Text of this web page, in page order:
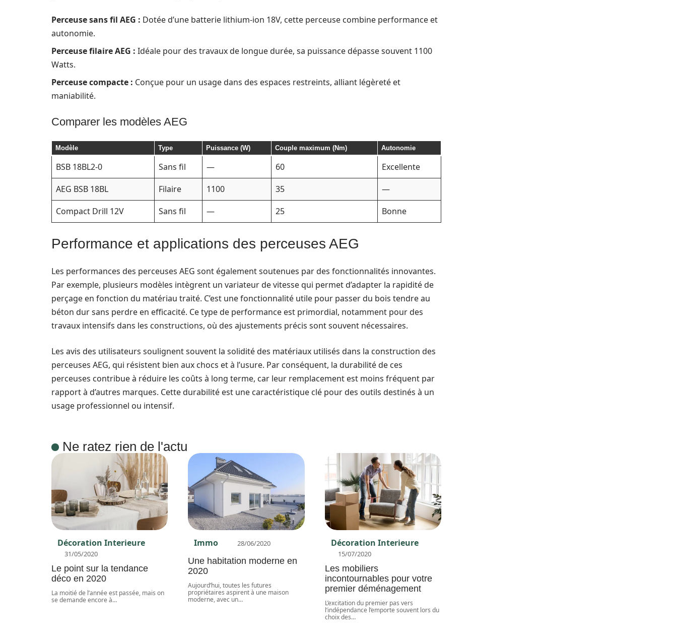
Perceuse sans fil AEG : Dotée d’une batterie lithium-ion 18V, cette perceuse combine performance et
autonomie.
Perceuse filaire AEG : Idéale pour des travaux de longue durée, sa puissance dépasse souvent 1100
Watts.
Perceuse compacte : Conçue pour un usage dans des espaces restreints, alliant légèreté et
maniabilité.
Comparer les modèles AEG
Modèle Type Puissance (W) Couple maximum (Nm) Autonomie
BSB 18BL2-0 Sans fil — 60
Excellente
AEG BSB 18BL
Filaire 1100 35
—
Compact Drill 12V
Sans fil — 25 Bonne
Performance et applications des perceuses AEG
Les performances des perceuses AEG sont également soutenues par des fonctionnalités innovantes.
Par exemple, plusieurs modèles intègrent un variateur de vitesse qui permet d’adapter la rapidité de
perçage en fonction du matériau traité. C’est une fonctionnalité utile pour passer du bois tendre au
béton dur sans perdre en efficacité. Ce type de performance est primordial, notamment pour des
travaux intensifs dans les constructions, où des ajustements précis sont souvent nécessaires.
Les avis des utilisateurs soulignent souvent la solidité des matériaux utilisés dans la construction des
perceuses AEG, qui résistent bien aux chocs et à l’usure. Par conséquent, la durabilité de ces
perceuses contribue à réduire les coûts à long terme, car leur remplacement est moins fréquent par
rapport à d’autres marques. Cette durabilité est une caractéristique clé pour des outils destinés à un
usage professionnel ou intensif.
Ne ratez rien de l'actu
Décoration Interieure
31/05/2020
Le point sur la tendance
déco en 2020
La moitié de l’année est passée, mais on
se demande encore à…
Immo 28/06/2020
Une habitation moderne en
2020
Aujourd’hui, toutes les futures
propriétaires aspirent à une maison
moderne, avec un…
Décoration Interieure
15/07/2020
Les mobiliers
incontournables pour votre
premier déménagement
L’excitation du premier pas vers
l’indépendance l’emporte souvent lors du
choix des…